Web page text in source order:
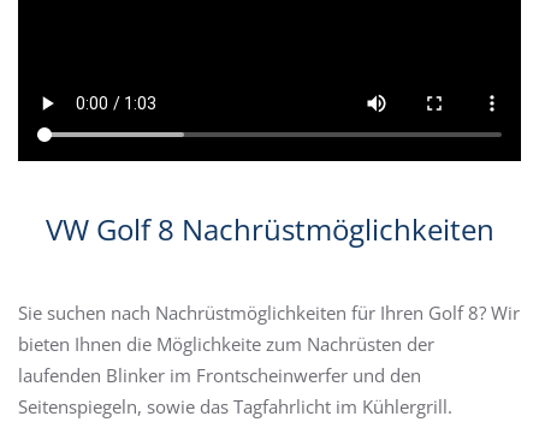
VW Golf 8 Nachrüstmöglichkeiten
Sie suchen nach Nachrüstmöglichkeiten für Ihren Golf 8? Wir
bieten Ihnen die Möglichkeite zum Nachrüsten der
laufenden Blinker im Frontscheinwerfer und den
Seitenspiegeln, sowie das Tagfahrlicht im Kühlergrill.